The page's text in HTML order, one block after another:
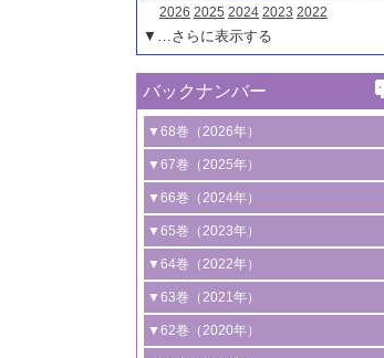
2026 2025 2024 2023 2022
▼…さらに表示する
バックナンバー
▼68巻（2026年）
1号 過酸化水素合成に関する研究動向
2号 コンピューター技術により加速する
触媒開発
3号 有機分子変換やCO 資源化のための
光触媒に関する最近の研究
B号 第137回触媒討論会（2026年）
▼67巻（2025年）
1号 CO
水素化によるグリーン燃料/グリ
ーンケミカル製造
2号 水素製造のための水分解技術に関す
る最近の研究
3号 オレフィン系樹脂の精密合成に関す
る最新技術
▼66巻（2024年）
1号 低次元ナノ構造を有する触媒材料
2号 規制反応場を活用した固体触媒研究
の新展開
3号 未踏分子変換を目指した酸化触媒プ
ロセスの最前線
▼65巻（2023年）
1号 炭素が関わる触媒機能
2号 プラスチックケミカルリサイクルの
ための触媒技術
3号 非酸化物系金属化合物を基盤とした
▼64巻（2022年）
1号 合成ガス製造とCOを用いるケミカル
ズ合成の最新動向
2号 化学品合成のための合金触媒開発
▼63巻（2021年）
1号 金触媒の新展開
▼62巻（2020年）